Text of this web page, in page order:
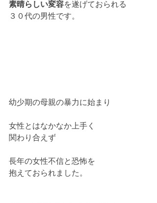
素晴らしい変容を遂げておられる
３０代の男性です。
幼少期の母親の暴力に始まり
女性とはなかなか上手く
関わり合えず
長年の女性不信と恐怖を
抱えておられました。